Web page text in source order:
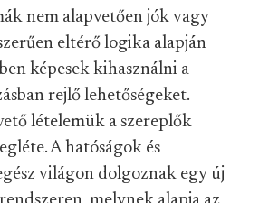
nem alapvetően jók vagy
eltérő logika alapján
képesek kihasználni a
rejlő lehetőségeket.
lételemük a szereplők
A hatóságok és
világon dolgoznak egy új